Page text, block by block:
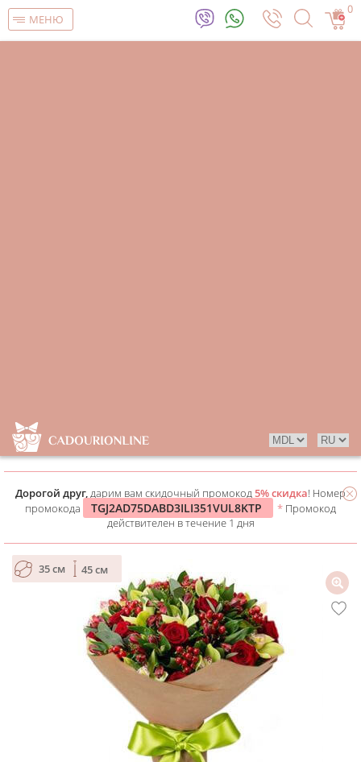
МЕНЮ
0
Дорогой друг,дарим вам скидочный промокод5% скидка! Номер
промокода
TGJ2AD75DABD3ILI351VUL8KTP * Промокод
действителен в течение 1 дня
35 см 45 см